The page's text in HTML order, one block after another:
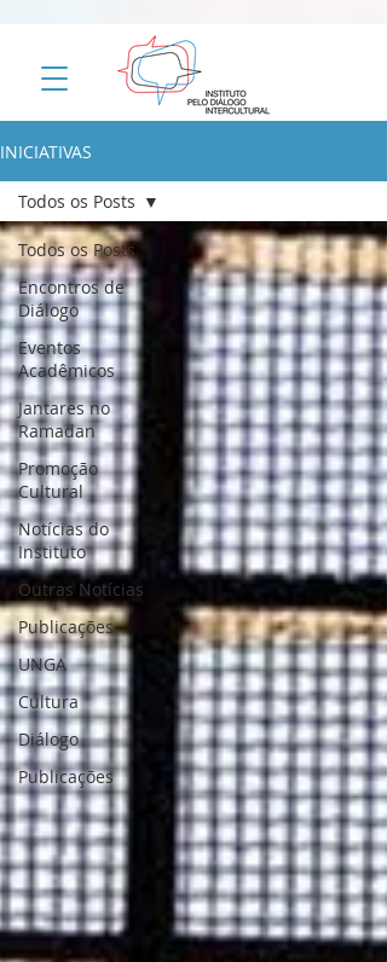
INICIATIVAS
Todos os Posts
Encontros de
Diálogo
Eventos
Acadêmicos
Jantares no
Ramadan
Promoção
Cultural
Notícias do
Instituto
Outras Notícias
Publicações
UNGA
Cultura
Diálogo
Publicações
Todos os Posts